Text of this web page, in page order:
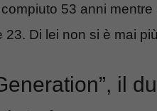
53 anni mentre
Di lei non si è mai
il